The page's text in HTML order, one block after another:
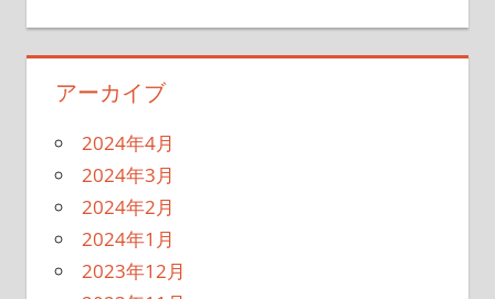
アーカイブ
2024年4月
2024年3月
2024年2月
2024年1月
2023年12月